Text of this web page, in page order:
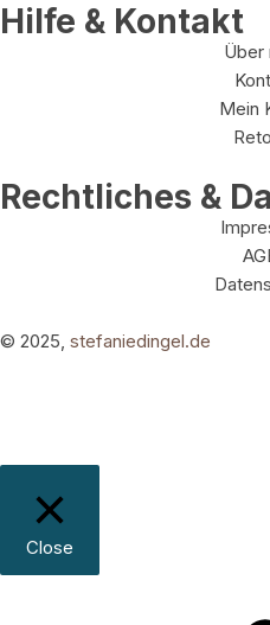
Hilfe & Kontakt
Über
Mein
Rechtliches &
© 2025, stefaniedingel.de
Close